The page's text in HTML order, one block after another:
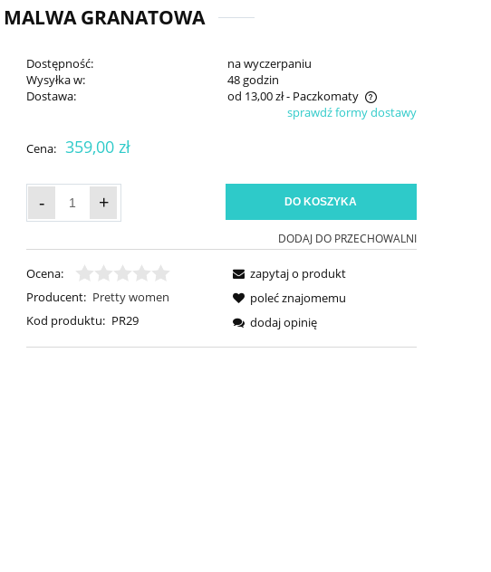
GRANATOWA
Dostępność:
na wyczerpaniu
Wysyłka w:
48 godzin
Dostawa:
od 13,00 zł- Paczkomaty
sprawdź formy dostawy
Cena: 359,00 zł
- + DO KOSZYKA
DODAJ DO PRZECHOWALNI
Ocena:
Producent: Pretty women
Kod produktu: PR29
zapytaj o produkt
poleć znajomemu
dodaj opinię